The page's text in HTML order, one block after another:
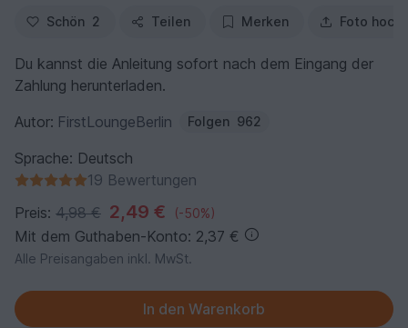
Schön 2 Teilen Merken Foto
Du kannst die Anleitung sofort nach dem Eingang der
Zahlung herunterladen.
Autor: FirstLoungeBerlin Folgen 962
Sprache: Deutsch
19 Bewertungen
Preis: 4,98 € 2,49 € (-50%)
Mit dem Guthaben-Konto: 2,37 €
Alle Preisangaben inkl. MwSt.